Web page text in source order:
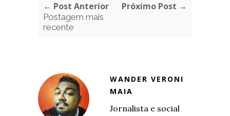
← Post Anterior
Postagem mais
recente
Próximo Post →
WANDER VERONI
MAIA
Jornalista e social